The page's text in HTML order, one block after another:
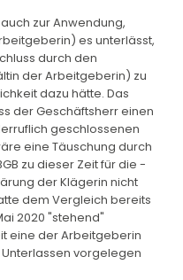
zur Anwendung,
es unterlässt,
durch den
der Arbeitgeberin) zu
dazu hätte. Das
der Geschäftsherr einen
geschlossenen
eine Täuschung durch
zu dieser Zeit für die -
der Klägerin nicht
dem Vergleich bereits
2020 "stehend"
eine der Arbeitgeberin
vorgelegen